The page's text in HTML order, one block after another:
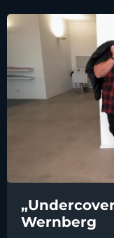
Wernberg